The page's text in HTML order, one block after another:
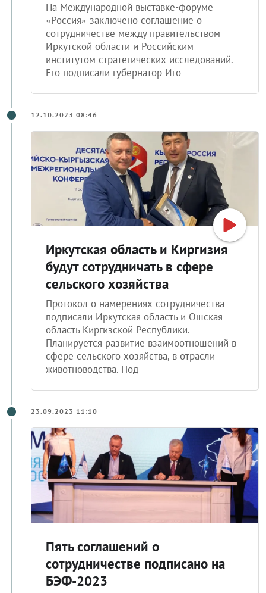
На Международной выставке-форуме
«Россия» заключено соглашение о
сотрудничестве между правительством
Иркутской области и Российским
институтом стратегических исследований.
Его подписали губернатор Иго
12.10.2023 08:46
Иркутская область и Киргизия
будут сотрудничать в сфере
сельского хозяйства
Протокол о намерениях сотрудничества
подписали Иркутская область и Ошская
область Киргизской Республики.
Планируется развитие взаимоотношений в
сфере сельского хозяйства, в отрасли
животноводства. Под
23.09.2023 11:10
Пять соглашений о
сотрудничестве подписано на
БЭФ-2023